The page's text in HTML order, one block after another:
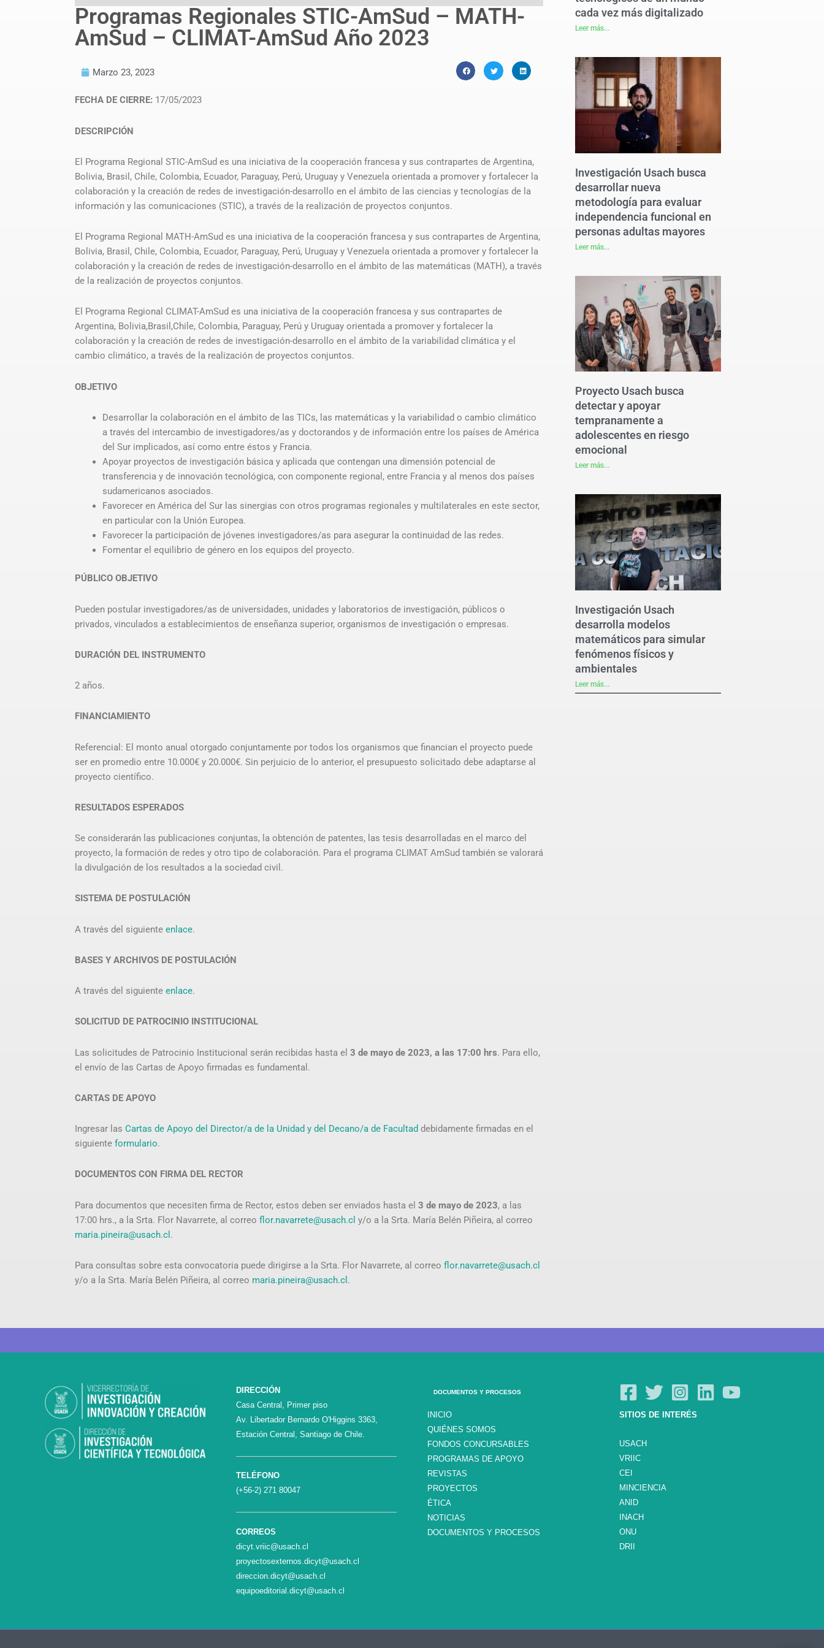
Programas Regionales STIC-AmSud – MATH-
AmSud – CLIMAT-AmSud Año 2023
Marzo 23, 2023
FECHA DE CIERRE: 17/05/2023
DESCRIPCIÓN
El Programa Regional STIC-AmSud es una iniciativa de la cooperación francesa y sus contrapartes de Argentina,
Bolivia, Brasil, Chile, Colombia, Ecuador, Paraguay, Perú, Uruguay y Venezuela orientada a promover y fortalecer la
colaboración y la creación de redes de investigación-desarrollo en el ámbito de las ciencias y tecnologías de la
información y las comunicaciones (STIC), a través de la realización de proyectos conjuntos.
El Programa Regional MATH-AmSud es una iniciativa de la cooperación francesa y sus contrapartes de Argentina,
Bolivia, Brasil, Chile, Colombia, Ecuador, Paraguay, Perú, Uruguay y Venezuela orientada a promover y fortalecer la
colaboración y la creación de redes de investigación-desarrollo en el ámbito de las matemáticas (MATH), a través
de la realización de proyectos conjuntos.
El Programa Regional CLIMAT-AmSud es una iniciativa de la cooperación francesa y sus contrapartes de
Argentina, Bolivia,Brasil,Chile, Colombia, Paraguay, Perú y Uruguay orientada a promover y fortalecer la
colaboración y la creación de redes de investigación-desarrollo en el ámbito de la variabilidad climática y el
cambio climático, a través de la realización de proyectos conjuntos.
OBJETIVO
Desarrollar la colaboración en el ámbito de las TICs, las matemáticas y la variabilidad o cambio climático
a través del intercambio de investigadores/as y doctorandos y de información entre los países de América
del Sur implicados, así como entre éstos y Francia.
Apoyar proyectos de investigación básica y aplicada que contengan una dimensión potencial de
transferencia y de innovación tecnológica, con componente regional, entre Francia y al menos dos países
sudamericanos asociados.
Favorecer en América del Sur las sinergias con otros programas regionales y multilaterales en este sector,
en particular con la Unión Europea.
Favorecer la participación de jóvenes investigadores/as para asegurar la continuidad de las redes.
Fomentar el equilibrio de género en los equipos del proyecto.
PÚBLICO OBJETIVO
Pueden postular investigadores/as de universidades, unidades y laboratorios de investigación, públicos o
privados, vinculados a establecimientos de enseñanza superior, organismos de investigación o empresas.
DURACIÓN DEL INSTRUMENTO
2 años.
FINANCIAMIENTO
Referencial: El monto anual otorgado conjuntamente por todos los organismos que financian el proyecto puede
ser en promedio entre 10.000€ y 20.000€. Sin perjuicio de lo anterior, el presupuesto solicitado debe adaptarse al
proyecto científico.
RESULTADOS ESPERADOS
Se considerarán las publicaciones conjuntas, la obtención de patentes, las tesis desarrolladas en el marco del
proyecto, la formación de redes y otro tipo de colaboración. Para el programa CLIMAT AmSud también se valorará
la divulgación de los resultados a la sociedad civil.
SISTEMA DE POSTULACIÓN
A través del siguiente enlace.
BASES Y ARCHIVOS DE POSTULACIÓN
A través del siguiente enlace.
SOLICITUD DE PATROCINIO INSTITUCIONAL
Las solicitudes de Patrocinio Institucional serán recibidas hasta el 3 de mayo de 2023, a las 17:00 hrs. Para ello,
el envío de las Cartas de Apoyo firmadas es fundamental.
CARTAS DE APOYO
Ingresar las Cartas de Apoyo del Director/a de la Unidad y del Decano/a de Facultad debidamente firmadas en el
siguiente formulario.
DOCUMENTOS CON FIRMA DEL RECTOR
Para documentos que necesiten firma de Rector, estos deben ser enviados hasta el 3 de mayo de 2023, a las
17:00 hrs., a la Srta. Flor Navarrete, al correo flor.navarrete@usach.cl y/o a la Srta. María Belén Piñeira, al correo
maria.pineira@usach.cl .
Para consultas sobre esta convocatoria puede dirigirse a la Srta. Flor Navarrete, al correo flor.navarrete@usach.cl
y/o a la Srta. María Belén Piñeira, al correo maria.pineira@usach.cl .
cada vez más digitalizado
Leer más...
Investigación Usach busca
desarrollar nueva
metodología para evaluar
independencia funcional en
personas adultas mayores
Leer más...
Proyecto Usach busca
detectar y apoyar
tempranamente a
adolescentes en riesgo
emocional
Leer más...
Investigación Usach
desarrolla modelos
matemáticos para simular
fenómenos físicos y
ambientales
Leer más...
DIRECCIÓN
Casa Central, Primer piso
Av. Libertador Bernardo O'Higgins 3363,
Estación Central, Santiago de Chile.
TELÉFONO
(+56-2) 271 80047
CORREOS
dicyt.vriic@usach.cl
proyectosexternos.dicyt@usach.cl
direccion.dicyt@usach.cl
equipoeditorial.dicyt@usach.cl
DOCUMENTOS Y PROCESOS
INICIO
QUIÉNES SOMOS
FONDOS CONCURSABLES
PROGRAMAS DE APOYO
REVISTAS
PROYECTOS
ÉTICA
NOTICIAS
DOCUMENTOS Y PROCESOS
SITIOS DE INTERÉS
USACH
VRIIC
CEI
MINCIENCIA
ANID
INACH
ONU
DRII